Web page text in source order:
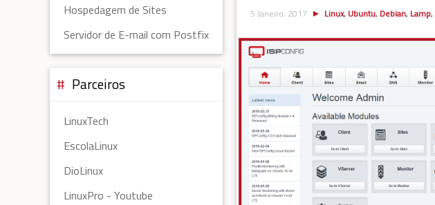
Hospedagem de Sites
Servidor de E-mail com Postfix
Parceiros
LinuxTech
EscolaLinux
DioLinux
LinuxPro - Youtube
5 Janeiro, 2017 Linux, Ubuntu, Debian, Lamp,